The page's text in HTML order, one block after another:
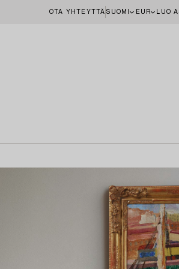
OTA YHTEYTTÄ SUOMI EUR LUO